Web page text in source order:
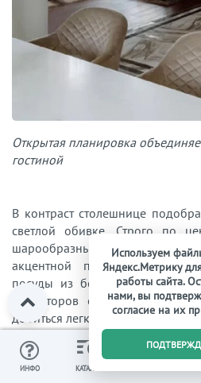
Открытая планировка
гостиной
В контраст столешнице
светлой обивке. Строго по
шарообразных
акцентной покраски стен
посуды из белого МДФ. За
радиаторов отопления (они
добиться легкой воздушной
Читайте также:
ИНФО КАТАЛОГ
0
Используем
Яндекс.Метрику
работы сайта.
нами, вы
согласие на их